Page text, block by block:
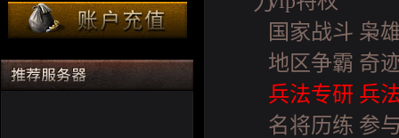
国家战斗 枭
地区争霸 奇
兵法专研 兵
名将历练 参